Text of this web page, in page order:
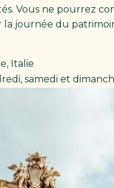
Vous ne pourrez
la journée du
Italie
samedi et